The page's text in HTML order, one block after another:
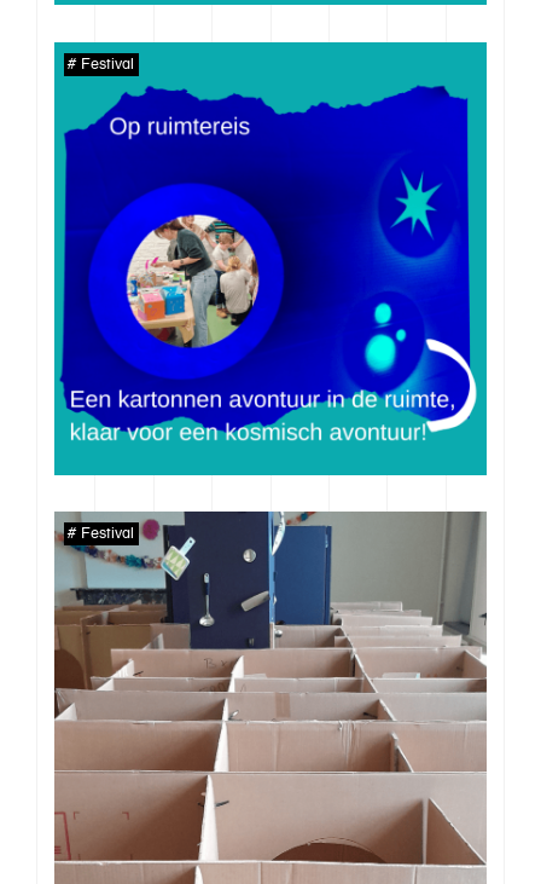
Ons verhaal
Werkwijze
Imaginarium
Aanbod
Inspiratie
Team
Contact
Festival
Festival